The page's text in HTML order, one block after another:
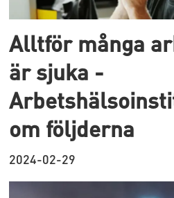
Alltför många
är sjuka -
om följderna
2024-02-29